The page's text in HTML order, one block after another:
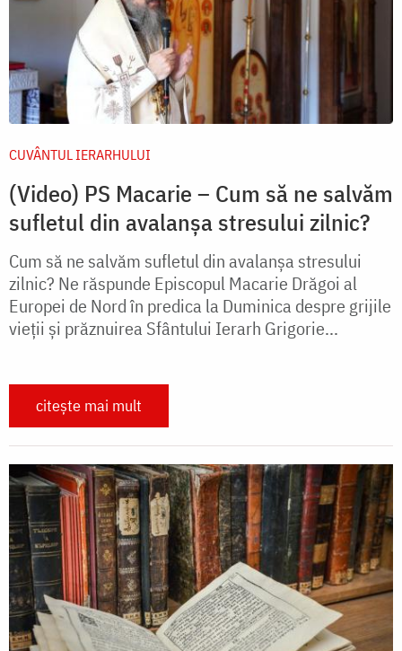
CUVÂNTUL IERARHULUI
(Video) PS Macarie – Cum să ne salvăm
sufletul din avalanșa stresului zilnic?
Cum să ne salvăm sufletul din avalanșa stresului
zilnic? Ne răspunde Episcopul Macarie Drăgoi al
Europei de Nord în predica la Duminica despre grijile
vieții și prăznuirea Sfântului Ierarh Grigorie...
citește mai mult